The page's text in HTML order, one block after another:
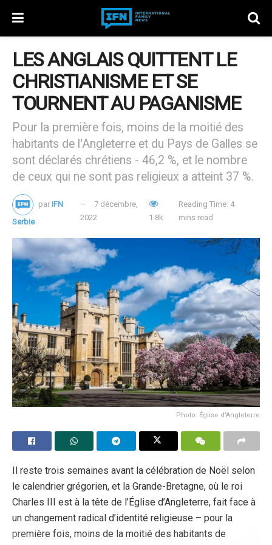
LES ANGLAIS QUITTENT LE
CHRISTIANISME ET SE
TOURNENT AU PAGANISME
Pour la première fois, moins de la moitié des
habitants de l'Angleterre et du Pays de Galles se
sont déclarés chrétiens - 46,2 %, et le nombre
de ceux qui ne sont pas religieux a atteint 37 %.
par IFN
Serbie
7 décembre,
2022
1.8k
Reading Time: 4
mins read
Photo: Église d'Angleterre
Il reste trois semaines avant la célébration de Noël selon
le calendrier grégorien, et la Grande-Bretagne, où le roi
Charles III est à la tête de l’Église d’Angleterre, fait face à
un changement radical d’identité religieuse – pour la
première fois, moins de la moitié des habitants de